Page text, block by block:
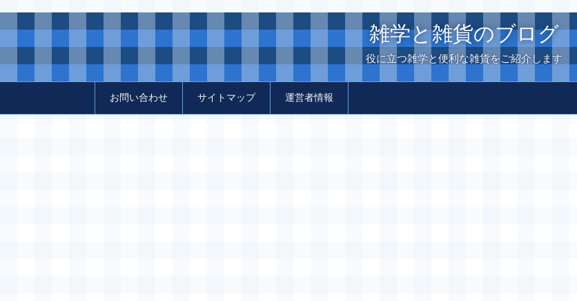
雑学と雑貨のブログ
役に立つ雑学と便利な雑貨をご紹介します
お問い合わせ サイトマップ 運営者情報